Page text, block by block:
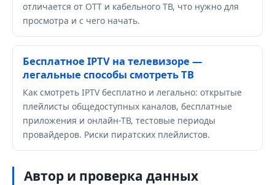
отличается от OTT и кабельного ТВ, что нужно для
просмотра и с чего начать.
Бесплатное IPTV на телевизоре —
легальные способы смотреть ТВ
Как смотреть IPTV бесплатно и легально: открытые
плейлисты общедоступных каналов, бесплатные
приложения и онлайн-ТВ, тестовые периоды
провайдеров. Риски пиратских плейлистов.
Автор и проверка данных